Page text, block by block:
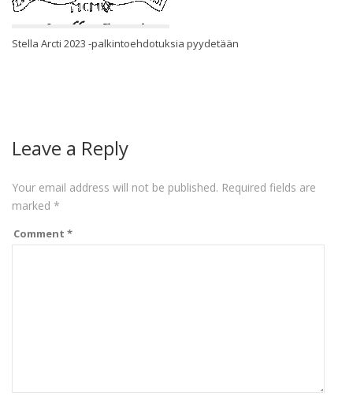
Stella Arcti 2023 -palkintoehdotuksia pyydetään
Leave a Reply
Your email address will not be published. Required fields are
marked *
Comment *